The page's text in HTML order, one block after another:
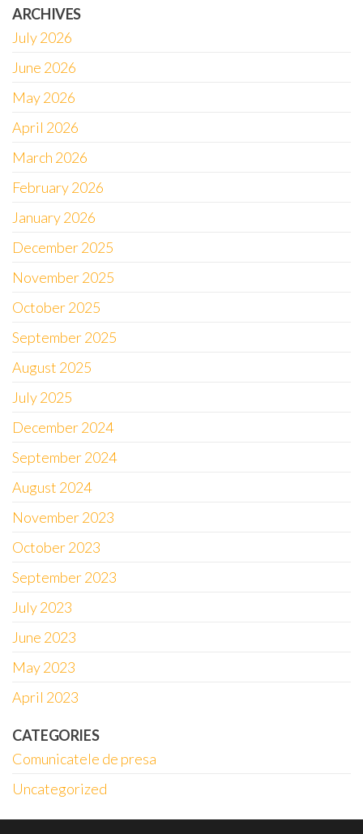
ARCHIVES
July 2026
June 2026
May 2026
April 2026
March 2026
February 2026
January 2026
December 2025
November 2025
October 2025
September 2025
August 2025
July 2025
December 2024
September 2024
August 2024
November 2023
October 2023
September 2023
July 2023
June 2023
May 2023
April 2023
CATEGORIES
Comunicatele de presa
Uncategorized